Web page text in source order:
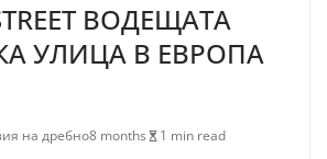
ВОДЕЩАТА
УЛИЦА В ЕВРОПА
на дребно8 months
1 min read